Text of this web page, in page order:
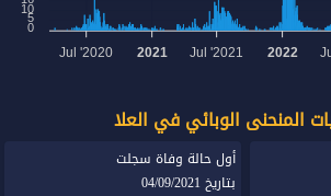
Jul '2020 2021 Jul '2021 2022
10
5
0
المنحنى الوبائي في العلا
أول حالة وفاة سجلت
بتاريخ 04/09/2021